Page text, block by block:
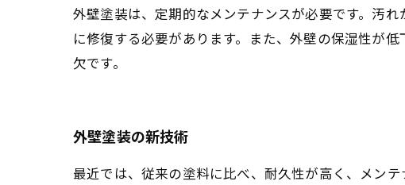
外壁塗装は、定期的なメンテナンスが必要です。汚
に修復する必要があります。また、外壁の保湿性が
欠です。
外壁塗装の新技術
最近では、従来の塗料に比べ、耐久性が高く、メン